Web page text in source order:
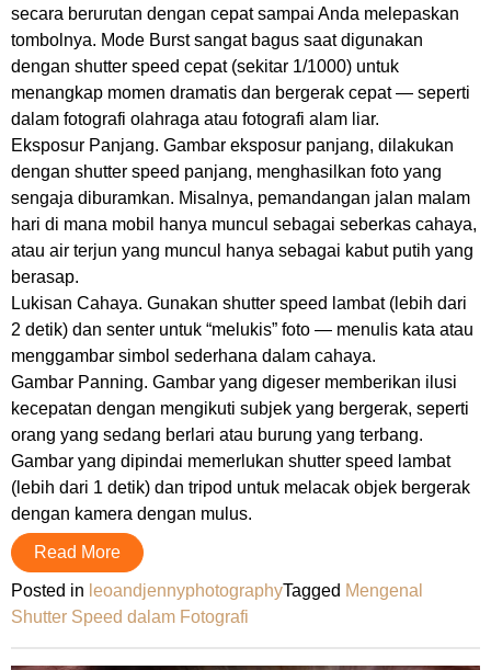
secara berurutan dengan cepat sampai Anda melepaskan
tombolnya. Mode Burst sangat bagus saat digunakan
dengan shutter speed cepat (sekitar 1/1000) untuk
menangkap momen dramatis dan bergerak cepat — seperti
dalam fotografi olahraga atau fotografi alam liar.
Eksposur Panjang. Gambar eksposur panjang, dilakukan
dengan shutter speed panjang, menghasilkan foto yang
sengaja diburamkan. Misalnya, pemandangan jalan malam
hari di mana mobil hanya muncul sebagai seberkas cahaya,
atau air terjun yang muncul hanya sebagai kabut putih yang
berasap.
Lukisan Cahaya. Gunakan shutter speed lambat (lebih dari
2 detik) dan senter untuk “melukis” foto — menulis kata atau
menggambar simbol sederhana dalam cahaya.
Gambar Panning. Gambar yang digeser memberikan ilusi
kecepatan dengan mengikuti subjek yang bergerak, seperti
orang yang sedang berlari atau burung yang terbang.
Gambar yang dipindai memerlukan shutter speed lambat
(lebih dari 1 detik) dan tripod untuk melacak objek bergerak
dengan kamera dengan mulus.
Read More
Posted in leoandjennyphotographyTagged Mengenal
Shutter Speed dalam Fotografi